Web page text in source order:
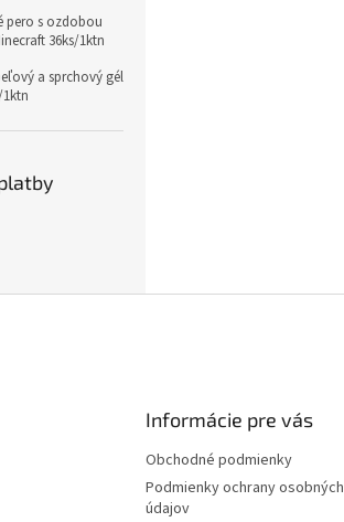
pero s ozdobou
36ks/1ktn
a sprchový gél
1ktn
Informácie pre vás
Obchodné podmienky
Podmienky ochrany osobných
údajov